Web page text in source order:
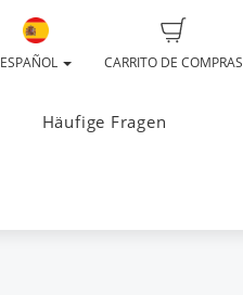
CARRITO DE COMPRAS
ESPAÑOL
Häufige Fragen